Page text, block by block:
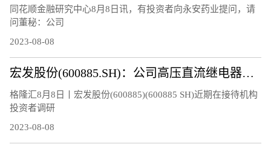
同花顺金融研究中心8月8日讯，有投资者向永安药业提问，请
问董秘：公司
2023-08-08
宏发股份(600885.SH)：公司高压直流继电器继续保持快速增长
格隆汇8月8日丨宏发股份(600885)(600885 SH)近期在接待机构
投资者调研
2023-08-08